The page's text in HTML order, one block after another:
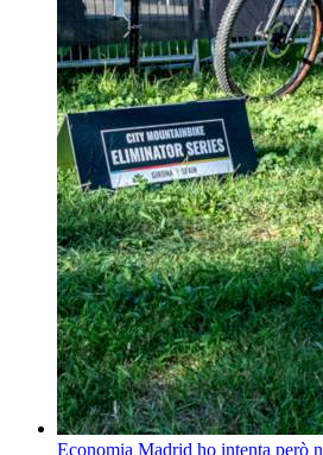
Economia Madrid ho intenta però